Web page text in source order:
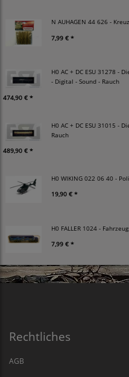
N AUHAGEN 44 626 -
7,99 € *
H0 AC + DC ESU 31278 -
- Digital - Sound - Rauch
474,90 € *
H0 AC + DC ESU 31015 -
Rauch
489,90 € *
H0 WIKING 022 06 40 -
19,90 € *
H0 FALLER 1024 -
7,99 € *
Rechtliches
AGB